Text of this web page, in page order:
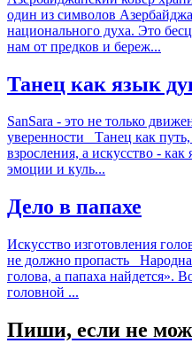
один из символов
национального духа. Это
нам от предков и береж...
Танец как язык
SanSara - это не только
уверенности Танец как путь,
взросления, а искусство -
эмоции и куль...
Дело в папахе
Искусство изготовления
не должно пропасть
голова, а папаха найдется».
головной ...
Пиши, если не